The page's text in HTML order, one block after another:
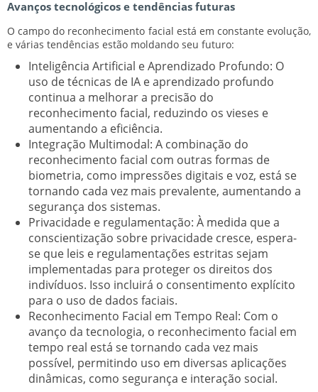
Avanços tecnológicos e tendências futuras
O campo do reconhecimento facial está em constante evolução,
e várias tendências estão moldando seu futuro:
Inteligência Artificial e Aprendizado Profundo: O
uso de técnicas de IA e aprendizado profundo
continua a melhorar a precisão do
reconhecimento facial, reduzindo os vieses e
aumentando a eficiência.
Integração Multimodal: A combinação do
reconhecimento facial com outras formas de
biometria, como impressões digitais e voz, está se
tornando cada vez mais prevalente, aumentando a
segurança dos sistemas.
Privacidade e regulamentação: À medida que a
conscientização sobre privacidade cresce, espera-
se que leis e regulamentações estritas sejam
implementadas para proteger os direitos dos
indivíduos. Isso incluirá o consentimento explícito
para o uso de dados faciais.
Reconhecimento Facial em Tempo Real: Com o
avanço da tecnologia, o reconhecimento facial em
tempo real está se tornando cada vez mais
possível, permitindo uso em diversas aplicações
dinâmicas, como segurança e interação social.